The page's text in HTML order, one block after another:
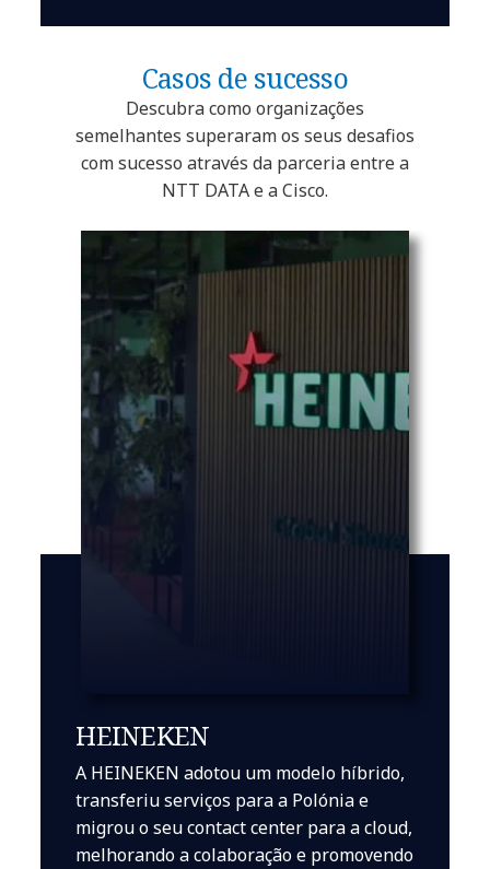
Casos de sucesso
Descubra como organizações
semelhantes superaram os seus desafios
com sucesso através da parceria entre a
NTT DATA e a Cisco.
HEINEKEN
A HEINEKEN adotou um modelo híbrido,
transferiu serviços para a Polónia e
migrou o seu contact center para a cloud,
melhorando a colaboração e promovendo